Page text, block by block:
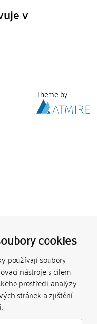
cookies
používají soubory
nástroje s cílem
prostředí, analýzy
stránek a zjištění
v
Theme by